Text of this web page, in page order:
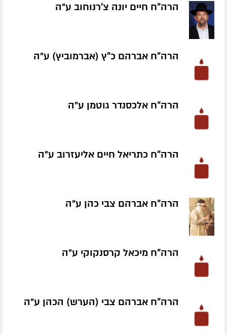
הרה"ח חיים יונה צ'רנוחוב ע״ה
הרה"ח אברהם כ"ץ (אברמוביץ) ע״ה
הרה"ח אלכסנדר גוטמן ע״ה
הרה"ח כתריאל חיים אליעזרוב ע״ה
הרה"ח אברהם צבי כהן ע״ה
הרה"ח מיכאל קרסנקוקי ע״ה
הרה"ח אברהם צבי (הערש) הכהן ע״ה